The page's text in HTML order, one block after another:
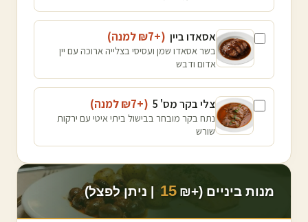
אסאדו ביין (+₪
7 למנה)
בשר אסאדו שמן ועסיסי בצלייה ארוכה עם יין
אדום ודבש
צלי בקר מס' 5 (+₪
7 למנה)
נתח בקר מובחר בבישול ביתי איטי עם ירקות
שורש
מנות ביניים (+₪ 15 | ניתן לפצל)